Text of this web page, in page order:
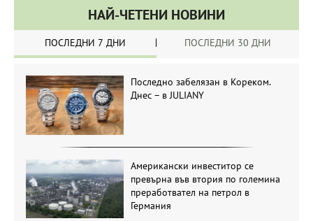
НАЙ-ЧЕТЕНИ НОВИНИ
ПОСЛЕДНИ 7 ДНИ ПОСЛЕДНИ 30 ДНИ
Последно забелязан в Кореком.
Днес – в JULIANY
Американски инвеститор се
превърна във втория по големина
преработвател на петрол в
Германия